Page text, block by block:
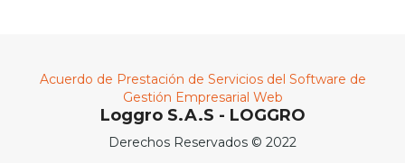
Acuerdo de Prestación de Servicios del Software de
Gestión Empresarial Web
Loggro S.A.S - LOGGRO
Derechos Reservados © 2022